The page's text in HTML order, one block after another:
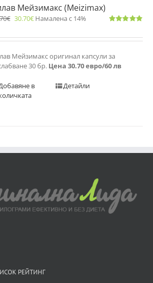
Мейзимакс (Meizimax)
€ 30.70€ Намалена с 14%
Мейзимакс оригинал капсули за
30 бр. Цена 30.70 евро/60 лв
в
Детайли
РЕЙТИНГ